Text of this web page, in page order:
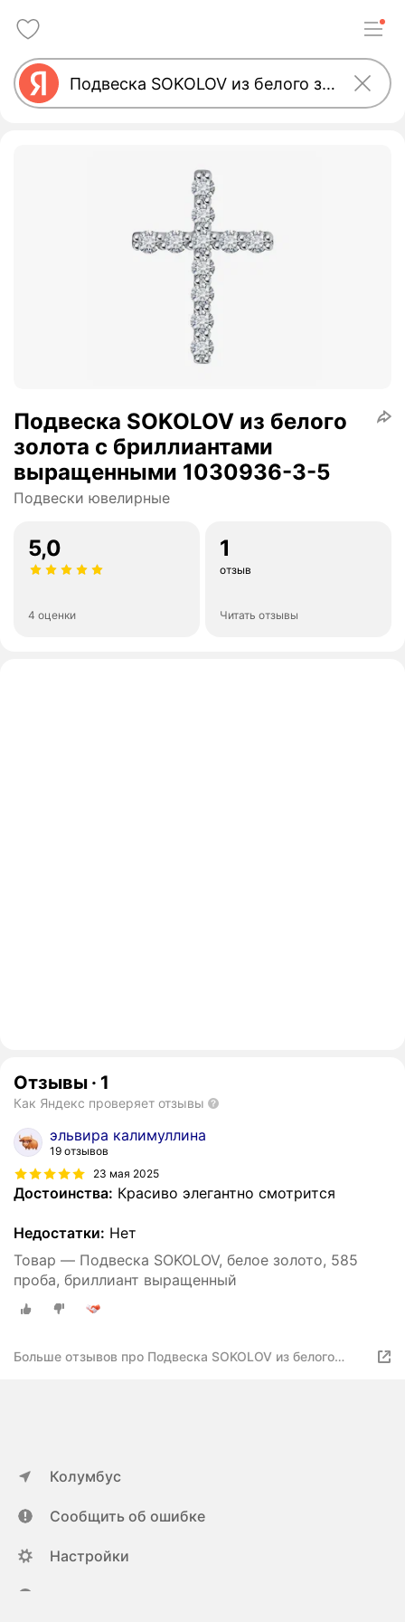
Подвеска SOKOLOV из белого
золота с бриллиантами
выращенными 1030936-3-5
Подвески ювелирные
5,0
4 оценки
1
отзыв
Читать отзывы
Отзывы · 1
Как Яндекс проверяет отзывы
эльвира калимуллина
19 отзывов
23 мая 2025
Достоинства: Красиво элегантно смотрится
Недостатки: Нет
Товар — Подвеска SOKOLOV, белое золото, 585
проба, бриллиант выращенный
Больше отзывов про Подвеска SOKOLOV из белого
Колумбус
Сообщить об ошибке
Настройки